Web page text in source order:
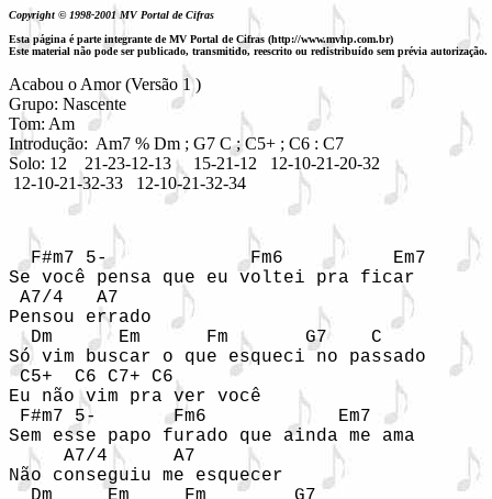
Copyright © 1998-2001 MV Portal de Cifras
Esta página é parte integrante de MV Portal de Cifras (http://www.mvhp.com.br)
Este material não pode ser publicado, transmitido, reescrito ou redistribuído sem prévia autorização.
Acabou o Amor (Versão 1 )
Grupo: Nascente
Tom: Am
Introdução:  Am7 % Dm ; G7 C ; C5+ ; C6 : C7
Solo: 12    21-23-12-13     15-21-12   12-10-21-20-32
12-10-21-32-33   12-10-21-32-34
  F#m7 5-             Fm6          Em7
Se você pensa que eu voltei pra ficar
A7/4   A7
Pensou errado
  Dm      Em      Fm       G7    C
Só vim buscar o que esqueci no passado
C5+  C6 C7+ C6
Eu não vim pra ver você
F#m7 5-       Fm6            Em7
Sem esse papo furado que ainda me ama
     A7/4      A7
Não conseguiu me esquecer